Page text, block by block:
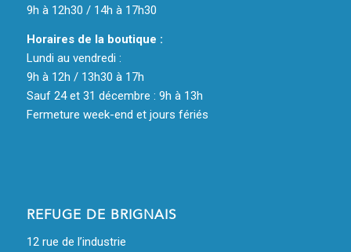
9h à 12h30 / 14h à 17h30
Horaires de la boutique :
Lundi au vendredi :
9h à 12h / 13h30 à 17h
Sauf 24 et 31 décembre : 9h à 13h
Fermeture week-end et jours fériés
REFUGE DE BRIGNAIS
12 rue de l’industrie